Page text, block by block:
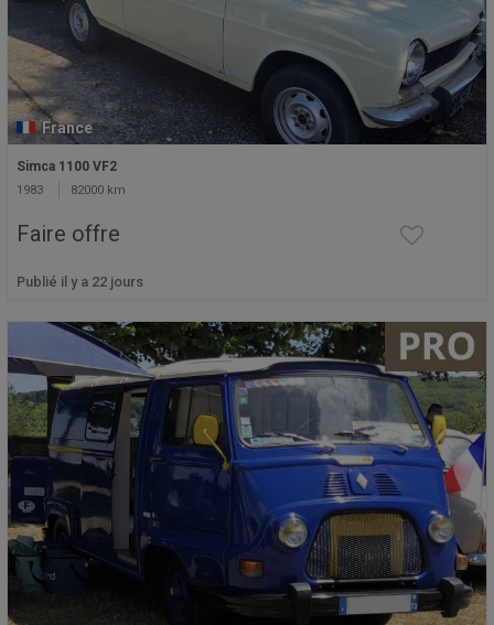
France
Simca 1100 VF2
1983 82000 km
Faire offre
Publié il y a 22 jours